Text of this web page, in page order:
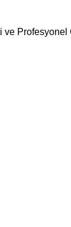
ve Profesyonel